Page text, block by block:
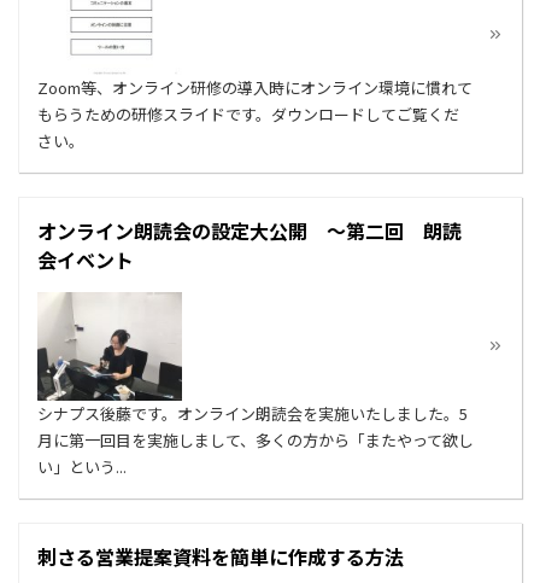
Zoom等、オンライン研修の導入時にオンライン環境に慣れて
もらうための研修スライドです。ダウンロードしてご覧くだ
さい。
オンライン朗読会の設定大公開 ～第二回 朗読
会イベント
シナプス後藤です。オンライン朗読会を実施いたしました。5
月に第一回目を実施しまして、多くの方から「またやって欲し
い」という...
刺さる営業提案資料を簡単に作成する方法